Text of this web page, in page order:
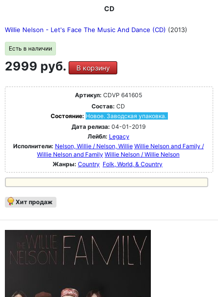
CD
Willie Nelson - Let's Face The Music And Dance (CD) (2013)
Есть в наличии
2999 руб. В корзину
Артикул: CDVP 641605
Состав: CD
Состояние: Новое. Заводская упаковка.
Дата релиза: 04-01-2019
Лейбл: Legacy
Исполнители: Nelson, Willie / Nelson, Willie Willie Nelson and Family /
Willie Nelson and Family Willie Nelson / Willie Nelson
Жанры: Country Folk, World, & Country
Хит продаж